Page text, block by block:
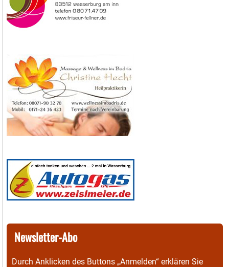
Newsletter-Abo
Durch Anklicken des Buttons „Anmelden“ erklären Sie